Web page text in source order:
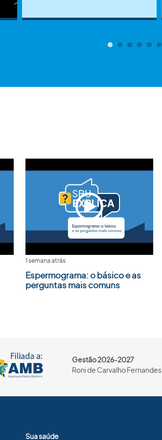
1 semana atrás
Espermograma: o básico e as
perguntas mais comuns
Gestão 2026-2027
Roni de Carvalho Fernandes
Sua saúde